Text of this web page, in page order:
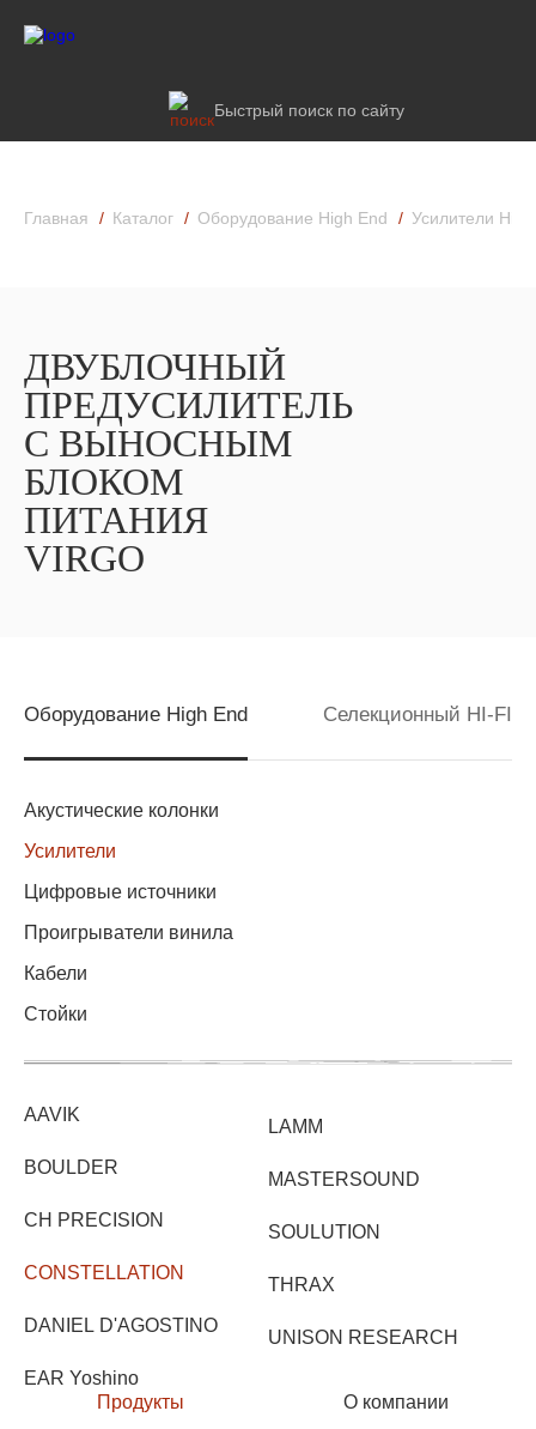
Быстрый поиск по сайту
Главная Каталог Оборудование High End Усилители
ДВУБЛОЧНЫЙ
ПРЕДУСИЛИТЕЛЬ
С ВЫНОСНЫМ
БЛОКОМ
ПИТАНИЯ
VIRGO
Оборудование High End Селекционный HI-FI
Акустические колонки
Усилители
Цифровые источники
Проигрыватели винила
Кабели
Стойки
AAVIK
BOULDER
CH PRECISION
CONSTELLATION
DANIEL D'AGOSTINO
EAR Yoshino
LAMM
MASTERSOUND
SOULUTION
THRAX
UNISON RESEARCH
Продукты О компании